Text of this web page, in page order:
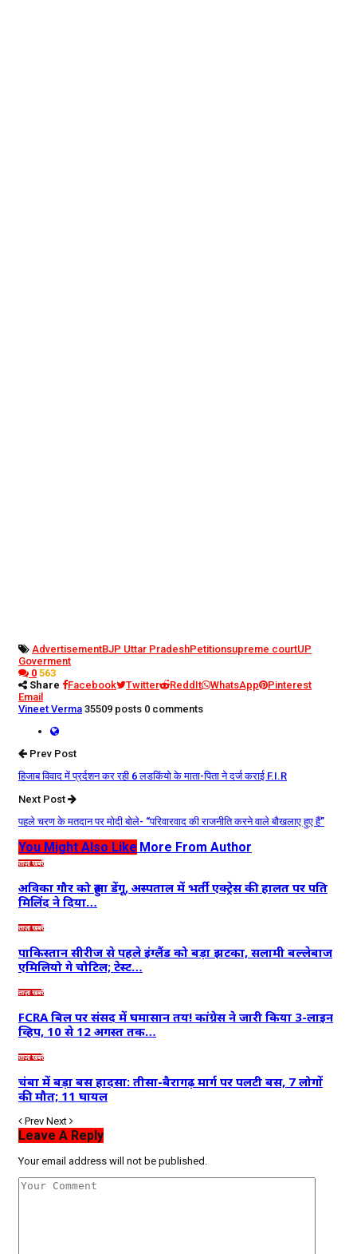
AdvertisementBJP Uttar PradeshPetitionsupreme courtUP
Goverment
0 563
Share
Facebook Twitter ReddIt WhatsApp
Pinterest
Email
Vineet Verma 35509 posts 0 comments
Prev Post
हिजाब विवाद में प्रर्दशन कर रही 6 लडकिंयो के माता-पिता ने दर्ज कराई F.I.R
Next Post
पहले चरण के मतदान पर मोदी बोले- “परिवारवाद की राजनीति करने वाले बौखलाए हुए हैं”
You Might Also Like More From Author
ताज़ा खबरें
अविका गौर को हुआ डेंगू, अस्पताल में भर्ती एक्ट्रेस की हालत पर पति
मिलिंद ने दिया…
ताज़ा खबरें
पाकिस्तान सीरीज से पहले इंग्लैंड को बड़ा झटका, सलामी बल्लेबाज
एमिलियो गे चोटिल; टेस्ट…
ताज़ा खबरें
FCRA बिल पर संसद में घमासान तय! कांग्रेस ने जारी किया 3-लाइन
व्हिप, 10 से 12 अगस्त तक…
ताज़ा खबरें
चंबा में बड़ा बस हादसा: तीसा-बैरागढ़ मार्ग पर पलटी बस, 7 लोगों
की मौत; 11 घायल
Prev Next
Leave A Reply
Your email address will not be published.